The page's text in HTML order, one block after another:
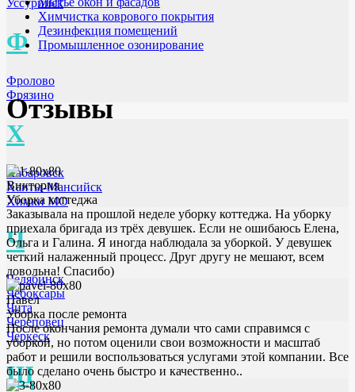
Ф
Фролово
Фрязино
Х
Хабаровск
Ханты-Мансийск
Химки МО
Ч
Челябинск
Чебоксары
Чита
Череповец
Черкеск
Щ
Химчистка коврового покрытия
Дезинфекция помещений
Промышленное озонирование
Отзывы
Виктория
Уборка коттеджа
Заказывала на прошлой неделе уборку коттеджа. На уборку
приехала бригада из трёх девушек. Если не ошибаюсь Елена,
Ольга и Галина. Я иногда наблюдала за уборкой. У девушек
четкий налаженный процесс. Друг другу не мешают, всем
довольна! Спасибо)
Павел
Уборка после ремонта
После окончания ремонта думали что сами справимся с
уборкой, но потом оценили свои возможности и масштаб
работ и решили воспользоваться услугами этой компании. Все
было сделано очень быстро и качественно..